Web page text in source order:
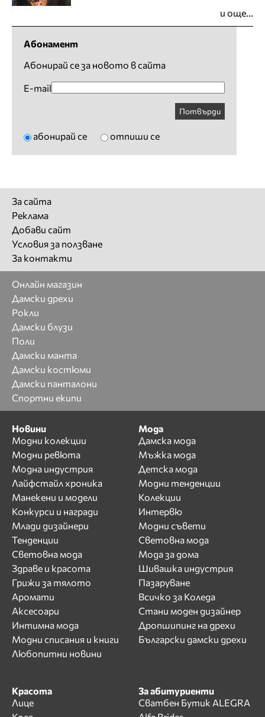
и още...
Абонамент
Абонирай се за новото в сайта
E-mail
Потвърди
абонирай се отпиши се
За сайта
Реклама
Добави сайт
Условия за ползване
За контакти
Онлайн магазин
Дамски дрехи
Рокли
Дамски блузи
Поли
Дамски манта
Дамски костюми
Дамски панталони
Спортни екипи
Новини
Модни колекции
Модни ревюта
Модна индустрия
Лайфстайл хроника
Манекени и модели
Конкурси и награди
Млади дизайнери
Тенденции
Световна мода
Здраве и красота
Грижи за тялото
Аромати
Аксесоари
Интимна мода
Модни списания и книги
Любопитни новини
Мода
Дамска мода
Мъжка мода
Детска мода
Модни тенденции
Колекции
Интервю
Модни съвети
Световна мода
Мода за дома
Шивашка индустрия
Пазаруване
Всичко за Коледа
Стани моден дизайнер
Дропшипинг на дрехи
Български дамски дрехи
Красота
Лице
За абитуриенти
Сватбен Бутик ALEGRA